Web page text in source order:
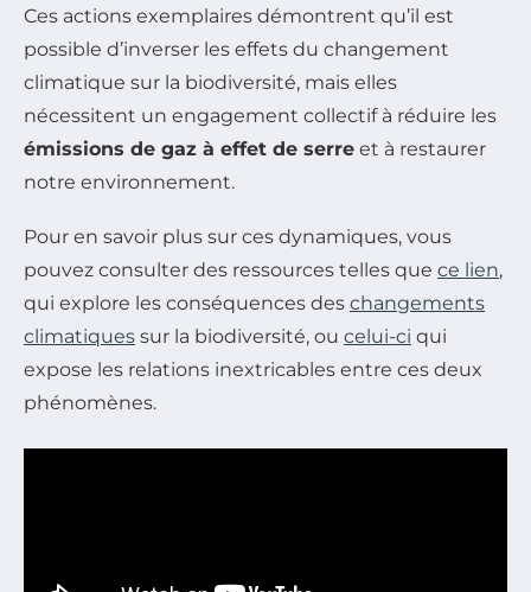
Ces actions exemplaires démontrent qu’il est
possible d’inverser les effets du changement
climatique sur la biodiversité, mais elles
nécessitent un engagement collectif à réduire les
émissions de gaz à effet de serre et à restaurer
notre environnement.
Pour en savoir plus sur ces dynamiques, vous
pouvez consulter des ressources telles que ce lien,
qui explore les conséquences des changements
climatiques sur la biodiversité, ou celui-ci qui
expose les relations inextricables entre ces deux
phénomènes.